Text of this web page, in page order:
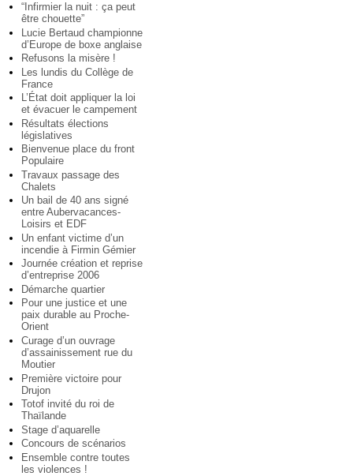
“Infirmier la nuit : ça peut
être chouette”
Lucie Bertaud championne
d’Europe de boxe anglaise
Refusons la misère !
Les lundis du Collège de
France
L’État doit appliquer la loi
et évacuer le campement
Résultats élections
législatives
Bienvenue place du front
Populaire
Travaux passage des
Chalets
Un bail de 40 ans signé
entre Aubervacances-
Loisirs et EDF
Un enfant victime d’un
incendie à Firmin Gémier
Journée création et reprise
d’entreprise 2006
Démarche quartier
Pour une justice et une
paix durable au Proche-
Orient
Curage d’un ouvrage
d’assainissement rue du
Moutier
Première victoire pour
Drujon
Totof invité du roi de
Thaïlande
Stage d’aquarelle
Concours de scénarios
Ensemble contre toutes
les violences !